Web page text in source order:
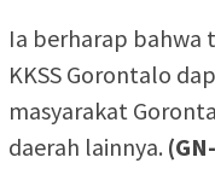
Ia berharap bahwa
KKSS Gorontalo
masyarakat
daerah lainnya.